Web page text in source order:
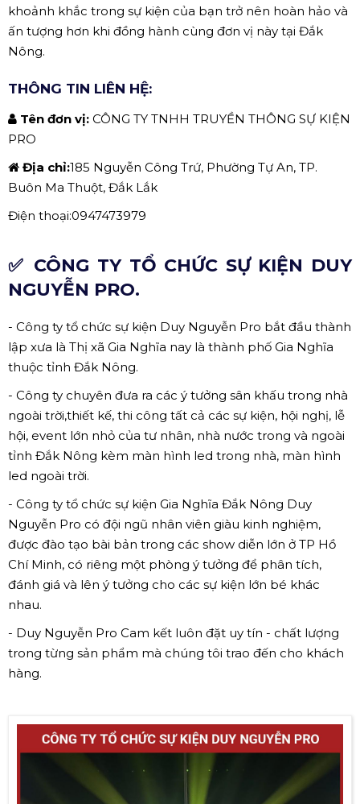
khoảnh khắc trong sự kiện của bạn trở nên hoàn hảo và
ấn tượng hơn khi đồng hành cùng đơn vị này tại Đắk
Nông.
THÔNG TIN LIÊN HỆ:
Tên đơn vị: CÔNG TY TNHH TRUYỀN THÔNG SỰ KIỆN
PRO
Địa chỉ:185 Nguyễn Công Trứ, Phường Tự An, TP.
Buôn Ma Thuột, Đắk Lắk
Điện thoại:0947473979
✅ CÔNG TY TỔ CHỨC SỰ KIỆN DUY
NGUYỄN PRO.
- Công ty tổ chức sự kiện Duy Nguyễn Pro bắt đầu thành
lập xưa là Thị xã Gia Nghĩa nay là thành phố Gia Nghĩa
thuộc tỉnh Đắk Nông.
- Công ty chuyên đưa ra các ý tưởng sân khấu trong nhà
ngoài trời,thiết kế, thi công tất cả các sự kiện, hội nghị, lễ
hội, event lớn nhỏ của tư nhân, nhà nước trong và ngoài
tỉnh Đắk Nông kèm màn hình led trong nhà, màn hình
led ngoài trời.
- Công ty tổ chức sự kiện Gia Nghĩa Đắk Nông Duy
Nguyễn Pro có đội ngũ nhân viên giàu kinh nghiệm,
được đào tạo bài bản trong các show diễn lớn ở TP Hồ
Chí Minh, có riêng một phòng ý tưởng để phân tích,
đánh giá và lên ý tưởng cho các sự kiện lớn bé khác
nhau.
- Duy Nguyễn Pro Cam kết luôn đặt uy tín - chất lượng
trong từng sản phẩm mà chúng tôi trao đến cho khách
hàng.